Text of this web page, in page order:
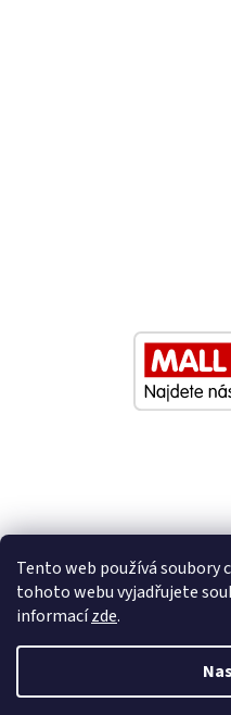
Tento web používá soubory
tohoto webu vyjadřujete
informacízde.
Nastavil